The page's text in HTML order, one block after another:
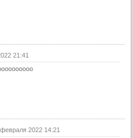
21:41
2022 14:21